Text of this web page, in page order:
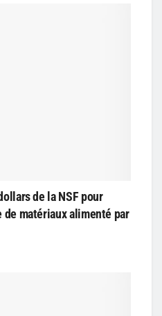
de la NSF pour
matériaux alimenté par